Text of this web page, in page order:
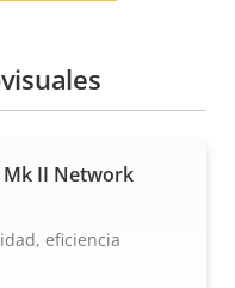
Mk II Network
eficiencia